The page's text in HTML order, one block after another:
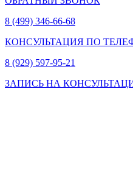
8 (499) 346-66-68
КОНСУЛЬТАЦИЯ ПО
8 (929) 597-95-21
ЗАПИСЬ НА